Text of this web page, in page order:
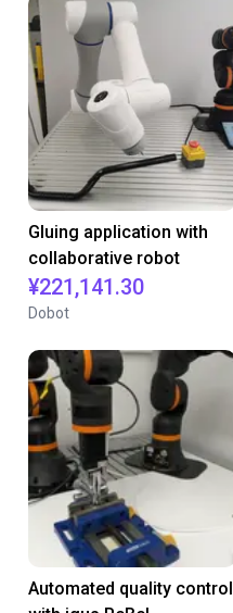
Gluing application with
collaborative robot
¥221,141.30
Dobot
Automated quality control